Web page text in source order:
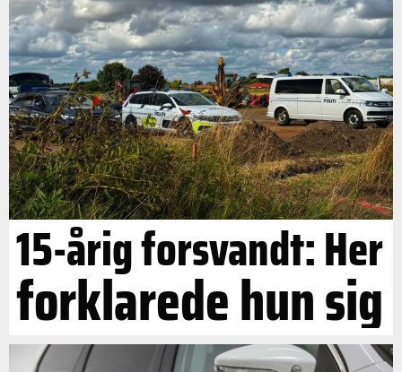
15-årig forsvandt: Her
forklarede hun sig